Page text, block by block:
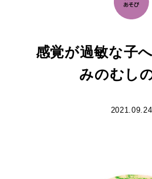
感覚が過敏な子
みのむし
2021.09.24